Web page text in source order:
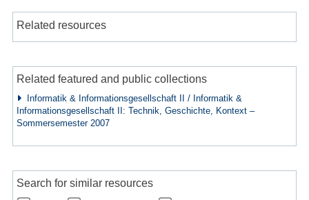
Related resources
Related featured and public collections
Informatik & Informationsgesellschaft II / Informatik &
Informationsgesellschaft II: Technik, Geschichte, Kontext –
Sommersemester 2007
Search for similar resources